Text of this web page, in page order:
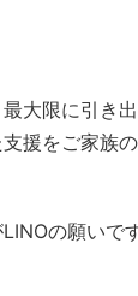
大限に引き
援をご家族
の願いです